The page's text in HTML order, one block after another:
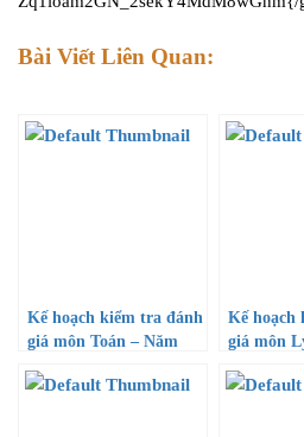
Bài Viết Liên Quan:
Kế hoạch kiểm tra đánh
giá môn Toán – Năm
Kế hoạch
giá môn